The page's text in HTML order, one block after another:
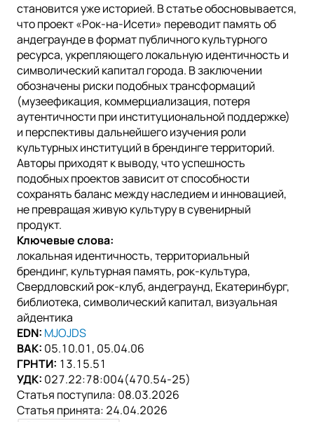
становится уже историей. В статье обосновывается,
что проект «Рок-на-Исети» переводит память об
андеграунде в формат публичного культурного
ресурса, укрепляющего локальную идентичность и
символический капитал города. В заключении
обозначены риски подобных трансформаций
(музеефикация, коммерциализация, потеря
аутентичности при институциональной поддержке)
и перспективы дальнейшего изучения роли
культурных институций в брендинге территорий.
Авторы приходят к выводу, что успешность
подобных проектов зависит от способности
сохранять баланс между наследием и инновацией,
не превращая живую культуру в сувенирный
продукт.
Ключевые слова:
локальная идентичность, территориальный
брендинг, культурная память, рок-культура,
Свердловский рок-клуб, андеграунд, Екатеринбург,
библиотека, символический капитал, визуальная
айдентика
EDN: MJOJDS
ВАК: 05.10.01, 05.04.06
ГРНТИ: 13.15.51
УДК: 027.22:78:004(470.54-25)
Статья поступила: 08.03.2026
Статья принята: 24.04.2026